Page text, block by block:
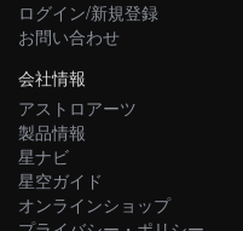
ログイン/新規登録
お問い合わせ
会社情報
アストロアーツ
製品情報
星ナビ
星空ガイド
オンラインショップ